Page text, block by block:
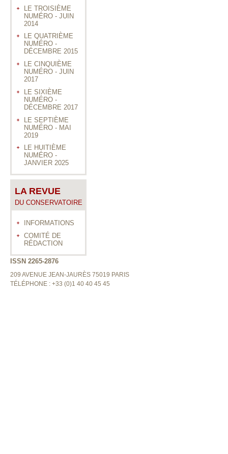
LE TROISIÈME
NUMÉRO - JUIN
2014
LE QUATRIÈME
NUMÉRO -
DÉCEMBRE 2015
LE CINQUIÈME
NUMÉRO - JUIN
2017
LE SIXIÈME
NUMÉRO -
DÉCEMBRE 2017
LE SEPTIÈME
NUMÉRO - MAI
2019
LE HUITIÈME
NUMÉRO -
JANVIER 2025
LA REVUE
DU CONSERVATOIRE
INFORMATIONS
COMITÉ DE
RÉDACTION
ISSN 2265-2876
209 AVENUE JEAN-JAURÈS 75019 PARIS
TÉLÉPHONE : +33 (0)1 40 40 45 45